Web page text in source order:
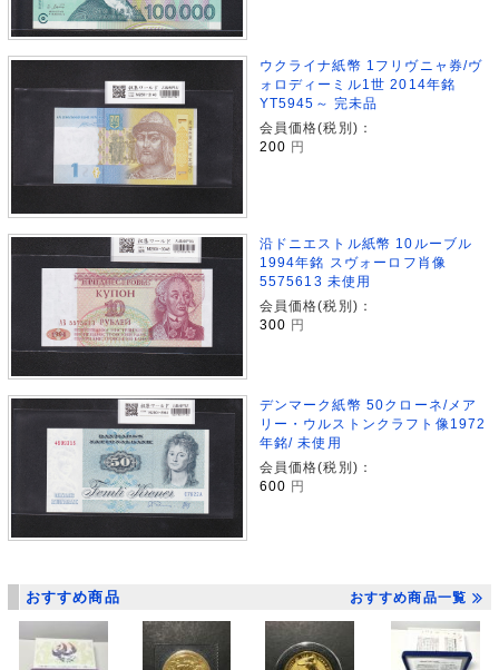
ウクライナ紙幣 1フリヴニャ券/ヴ
ォロディーミル1世 2014年銘
YT5945～ 完未品
会員価格(税別)：
200 円
沿ドニエストル紙幣 10ルーブル
1994年銘 スヴォーロフ肖像
5575613 未使用
会員価格(税別)：
300 円
デンマーク紙幣 50クローネ/メア
リー・ウルストンクラフト像1972
年銘/ 未使用
会員価格(税別)：
600 円
おすすめ商品 おすすめ商品一覧